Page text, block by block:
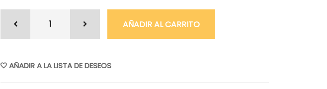
AÑADIR AL CARRITO
AÑADIR A LA LISTA DE DESEOS